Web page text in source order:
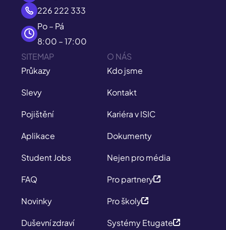
226 222 333
Po – Pá
8:00 – 17:00
SITEMAP
Průkazy
Slevy
Pojištění
Aplikace
Student Jobs
FAQ
Novinky
Duševní zdraví
O NÁS
Kdo jsme
Kontakt
Kariéra v ISIC
Dokumenty
Nejen pro média
Pro partnery
Pro školy
Systémy Etugate